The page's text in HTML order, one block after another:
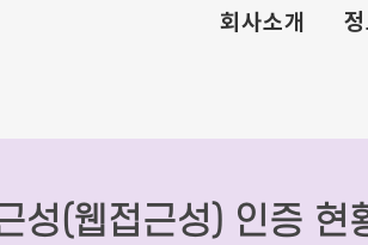
회사소개
성(웹접근성) 인증 현